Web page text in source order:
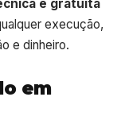
é gratuita
execução,
e dinheiro.
em